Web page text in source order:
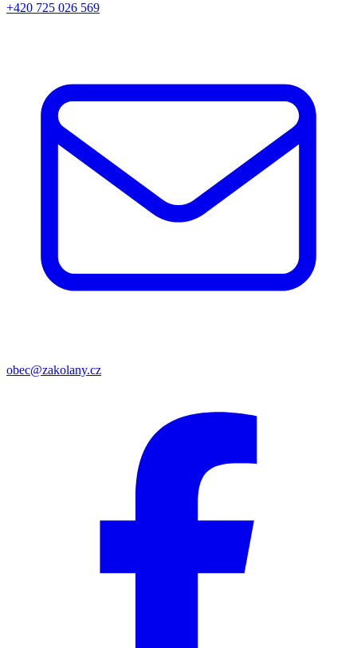
+420 725 026 569
obec@zakolany.cz